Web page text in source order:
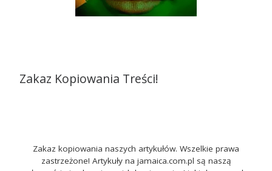
Zakaz Kopiowania Treści!
Zakaz kopiowania naszych artykułów. Wszelkie prawa
zastrzeżone! Artykuły na jamaica.com.pl są naszą